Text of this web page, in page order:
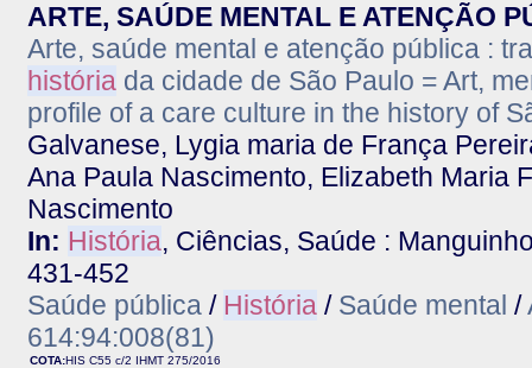
ARTE, SAÚDE MENTAL E ATENÇÃO
Arte, saúde mental e atenção pública :
história da cidade de São Paulo = Art,
profile of a care culture in the history of
Galvanese, Lygia maria de França
Ana Paula Nascimento, Elizabeth Maria
Nascimento
In: História, Ciências, Saúde :
431-452
Saúde pública / História / Saúde mental /
614:94:008(81)
COTA:HIS C55 c/2 IHMT 275/2016